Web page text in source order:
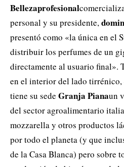
Bellezaprofesional
personal y su presidente,
presentó como «la única en el
distribuir los perfumes de un
directamente al usuario final».
en el interior del lado
tiene su sede Granja Pianaun
del sector agroalimentario
mozzarella y otros productos
por todo el planeta (y que
de la Casa Blanca) pero sobre